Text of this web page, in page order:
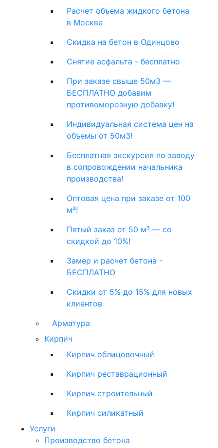
Расчет объема жидкого бетона
в Москве
Скидка на бетон в Одинцово
Снятие асфальта - бесплатно
При заказе свыше 50м3 —
БЕСПЛАТНО добавим
противоморозную добавку!
Индивидуальная система цен на
объемы от 50м3!
Бесплатная экскурсия по заводу
в сопровождении начальника
производства!
Оптовая цена при заказе от 100
м³!
Пятый заказ от 50 м³ — со
скидкой до 10%!
Замер и расчет бетона -
БЕСПЛАТНО
Скидки от 5% до 15% для новых
клиентов
Арматура
Кирпич
Кирпич облицовочный
Кирпич реставрационный
Кирпич строительный
Кирпич силикатный
Услуги
Производство бетона